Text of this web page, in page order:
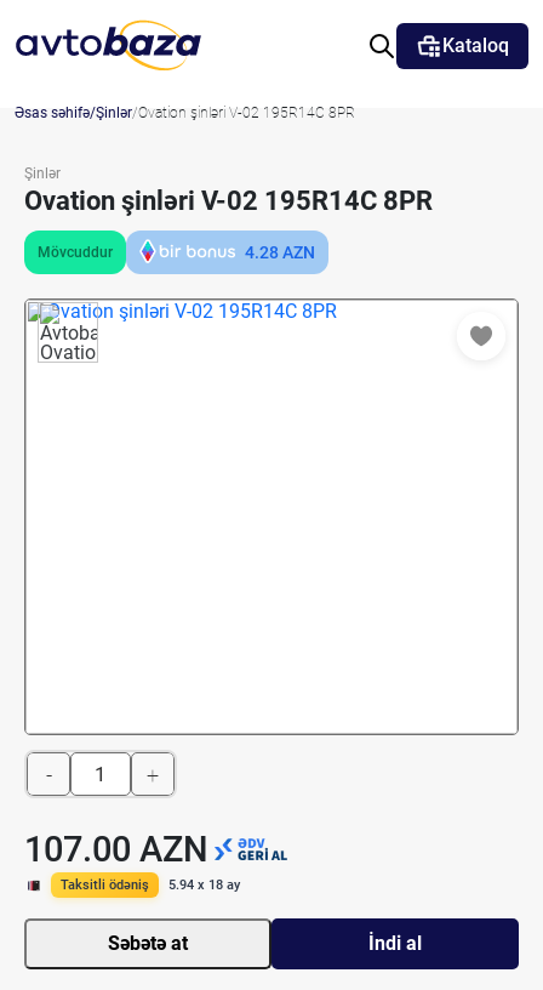
Kataloq
Əsas səhifə Şinlər Ovation şinləri V-02 195R14C 8PR
Şinlər
Ovation şinləri V-02 195R14C 8PR
Mövcuddur 4.28 AZN
- +
107.00 AZN
Taksitli ödəniş 5.94 x 18 ay
Səbətə at İndi al